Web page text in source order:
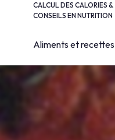
CALCUL DES CALORIES &
CONSEILS EN NUTRITION
Aliments et recettes